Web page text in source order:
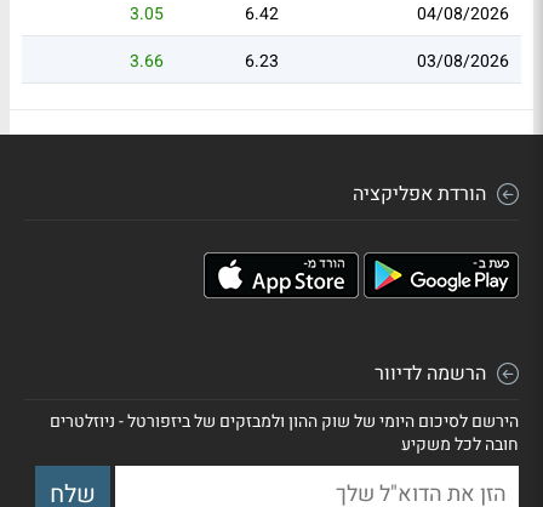
04/08/2026
6.42
3.05
03/08/2026
6.23
3.66
הורדת אפליקציה
הרשמה לדיוור
הירשם לסיכום היומי של שוק ההון ולמבזקים של ביזפורטל - ניוזלטרים
חובה לכל משקיע